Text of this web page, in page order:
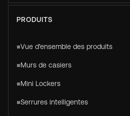
PRODUITS
Vue d'ensemble des produits
Murs de casiers
Mini Lockers
Serrures intelligentes